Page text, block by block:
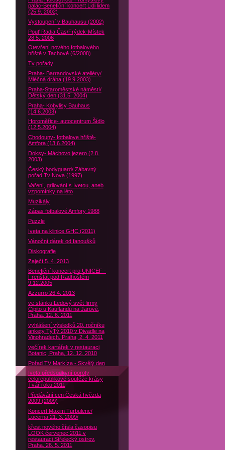
palác-Benefiční koncert Lidi lidem
(25.9. 2002)
Vystoupení v Bauhausu (2002)
Pouť Radia Čas/Frýdek-Místek
28.5. 2006
Otevření nového fotbalového
hřiště v Tachově (6/2008)
Tv pořady
Praha- Barrandovské ateliéry/
Mléčná dráha (19.9 2003)
Praha-Staroměstské náměstí/
Dětský den (31.5. 2004)
Praha- Kobylisy Bauhaus
(14.6.2003)
Horoměřice- autocentrum Šídlo
(12.5.2004)
Chodouny- fotbalove hřiště-
Amfora (13.6.2004)
Doksy- Máchovo jezero (2.8.
2003)
Český bodyguard/ Zábavný
pořad Tv Nova (1997)
Vaření, grilování s Ivetou, aneb
vzpomínky na léto
Muzikály
Zápas fotbalové Amfory 1988
Puzzle
Iveta na klinice GHC (2011)
Vánoční dárek od fanoušků
Diskografie
Zaječí 5. 4. 2013
Benefiční koncert pro UNICEF -
Frenštát pod Radhoštěm
9.12.2005
Azzurro 26.4. 2013
ve stánku Ledový svět firmy
Čipito u Kauflandu na Jarově,
Praha, 12. 6. 2011
vyhlášení výsledků 20. ročníku
ankety TýTý 2010 v Divadle na
Vinohradech, Praha, 2. 4. 2011
večírek kartářek v restauraci
Botanic, Praha, 12. 12. 2010
Pořad TV Markíza - Skvělý den
Iveta předsedkyní poroty
celorepublikové soutěže krásy
Tvář roku 2011
Předávání cen Česká hvězda
2009 (2009)
Koncert Maxim Turbulenc/
Lucerna 21. 3. 2009/
křest nového čísla časopisu
LOOK červenec 2011 v
restauraci Střelecký ostrov,
Praha, 26. 5. 2011